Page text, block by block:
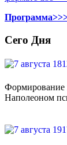
Сего Дня
Формирование
Наполеоном